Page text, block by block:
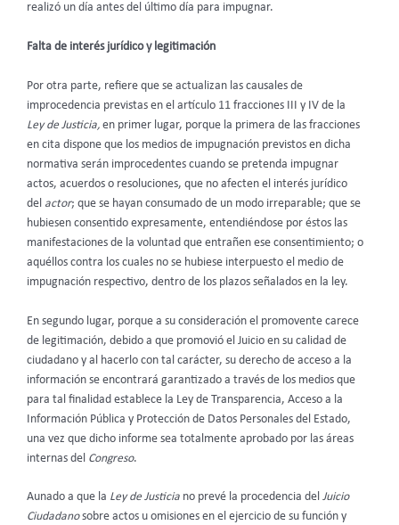
realizó un día antes del último día para impugnar.
Falta de interés jurídico y legitimación
Por otra parte, refiere que se actualizan las causales de
improcedencia previstas en el artículo 11 fracciones III y IV de la
Ley de Justicia, en primer lugar, porque la primera de las fracciones
en cita dispone que los medios de impugnación previstos en dicha
normativa serán improcedentes cuando se pretenda impugnar
actos, acuerdos o resoluciones, que no afecten el interés jurídico
del actor; que se hayan consumado de un modo irreparable; que se
hubiesen consentido expresamente, entendiéndose por éstos las
manifestaciones de la voluntad que entrañen ese consentimiento; o
aquéllos contra los cuales no se hubiese interpuesto el medio de
impugnación respectivo, dentro de los plazos señalados en la ley.
En segundo lugar, porque a su consideración el promovente carece
de legitimación, debido a que promovió el Juicio en su calidad de
ciudadano y al hacerlo con tal carácter, su derecho de acceso a la
información se encontrará garantizado a través de los medios que
para tal finalidad establece la Ley de Transparencia, Acceso a la
Información Pública y Protección de Datos Personales del Estado,
una vez que dicho informe sea totalmente aprobado por las áreas
internas del Congreso.
Aunado a que la Ley de Justicia no prevé la procedencia del Juicio
Ciudadanosobre actos u omisiones en el ejercicio de su función y